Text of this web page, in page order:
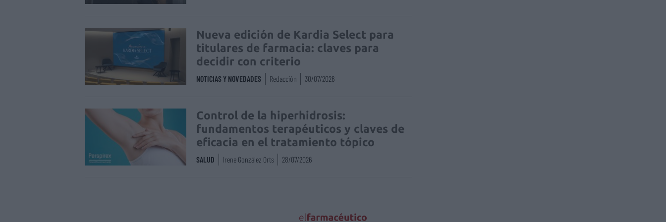
Nueva edición de Kardia Select para
titulares de farmacia: claves para
decidir con criterio
NOTICIAS Y NOVEDADES Redacción 30/07/2026
Control de la hiperhidrosis:
fundamentos terapéuticos y claves de
eficacia en el tratamiento tópico
SALUD Irene González Orts 28/07/2026